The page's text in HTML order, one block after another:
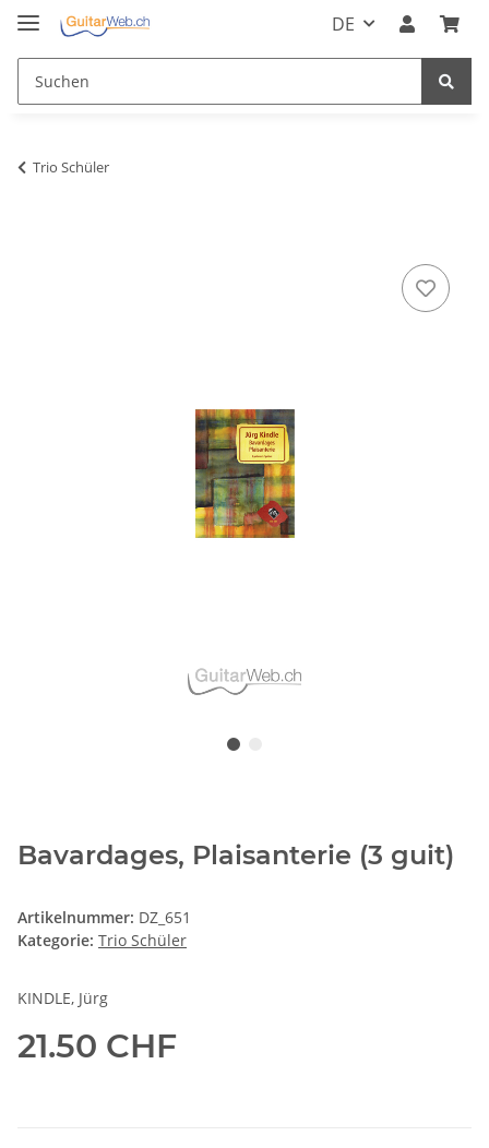
DE
Trio Schüler
Bavardages, Plaisanterie (3 guit)
Artikelnummer: DZ_651
Kategorie: Trio Schüler
KINDLE, Jürg
21.50 CHF